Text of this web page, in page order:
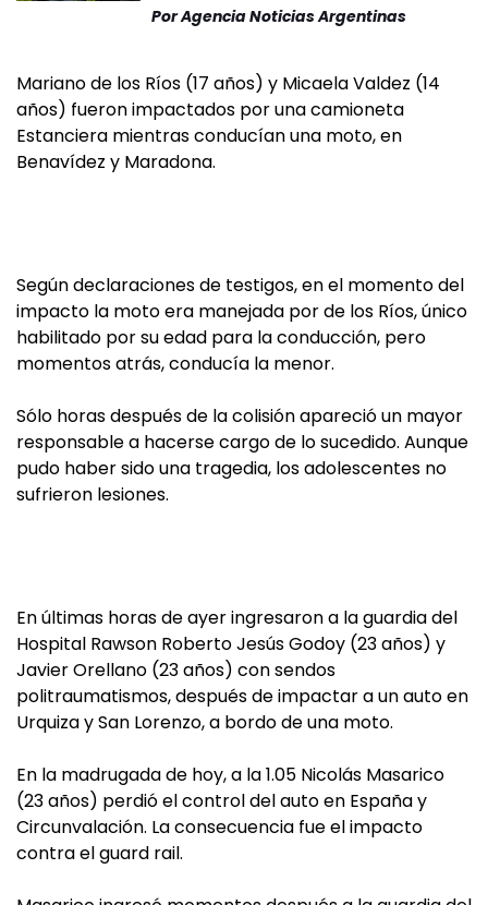
PorAgencia Noticias Argentinas
Mariano de los Ríos (17 años) y Micaela Valdez (14
años) fueron impactados por una camioneta
Estanciera mientras conducían una moto, en
Benavídez y Maradona.
Según declaraciones de testigos, en el momento del
impacto la moto era manejada por de los Ríos, único
habilitado por su edad para la conducción, pero
momentos atrás, conducía la menor.
Sólo horas después de la colisión apareció un mayor
responsable a hacerse cargo de lo sucedido. Aunque
pudo haber sido una tragedia, los adolescentes no
sufrieron lesiones.
En últimas horas de ayer ingresaron a la guardia del
Hospital Rawson Roberto Jesús Godoy (23 años) y
Javier Orellano (23 años) con sendos
politraumatismos, después de impactar a un auto en
Urquiza y San Lorenzo, a bordo de una moto.
En la madrugada de hoy, a la 1.05 Nicolás Masarico
(23 años) perdió el control del auto en España y
Circunvalación. La consecuencia fue el impacto
contra el guard rail.